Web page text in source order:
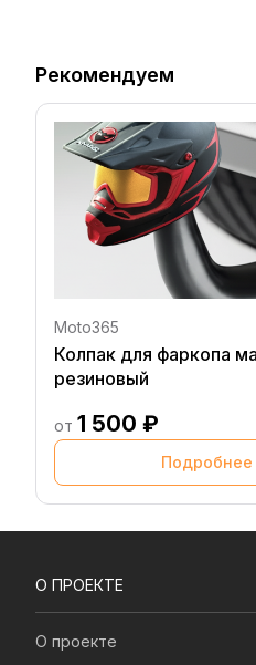
Рекомендуем
Moto365
Колпак для фаркопа
резиновый
от 1 500 ₽
Подробнее
О ПРОЕКТЕ
О проекте